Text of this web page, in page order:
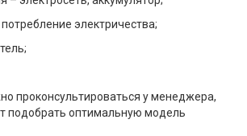
электричества;
проконсультироваться у менеджера,
подобрать оптимальную модель